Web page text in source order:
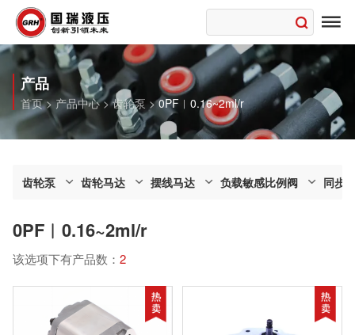

产品
首页>产品中心>齿轮泵 >0PF︱0.16~2ml/r
齿轮泵 齿轮马达 摆线马达 负载敏感比例阀 同步
0PF︱0.16~2ml/r
该选项下有产品数： 2